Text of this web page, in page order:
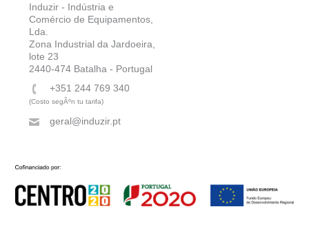
Induzir - Indústria e
Comércio de Equipamentos,
Lda.
Zona Industrial da Jardoeira,
lote 23
2440-474 Batalha - Portugal
+351 244 769 340
(Costo segÃºn tu tarifa)
geral@induzir.pt